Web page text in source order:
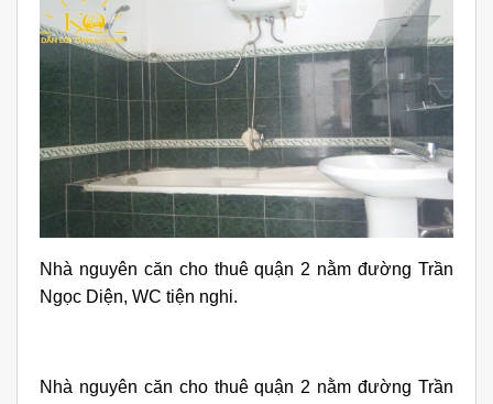
Nhà nguyên căn cho thuê quận 2 nằm đường Trần
Ngọc Diện, WC tiện nghi.
Nhà nguyên căn cho thuê quận 2 nằm đường Trần